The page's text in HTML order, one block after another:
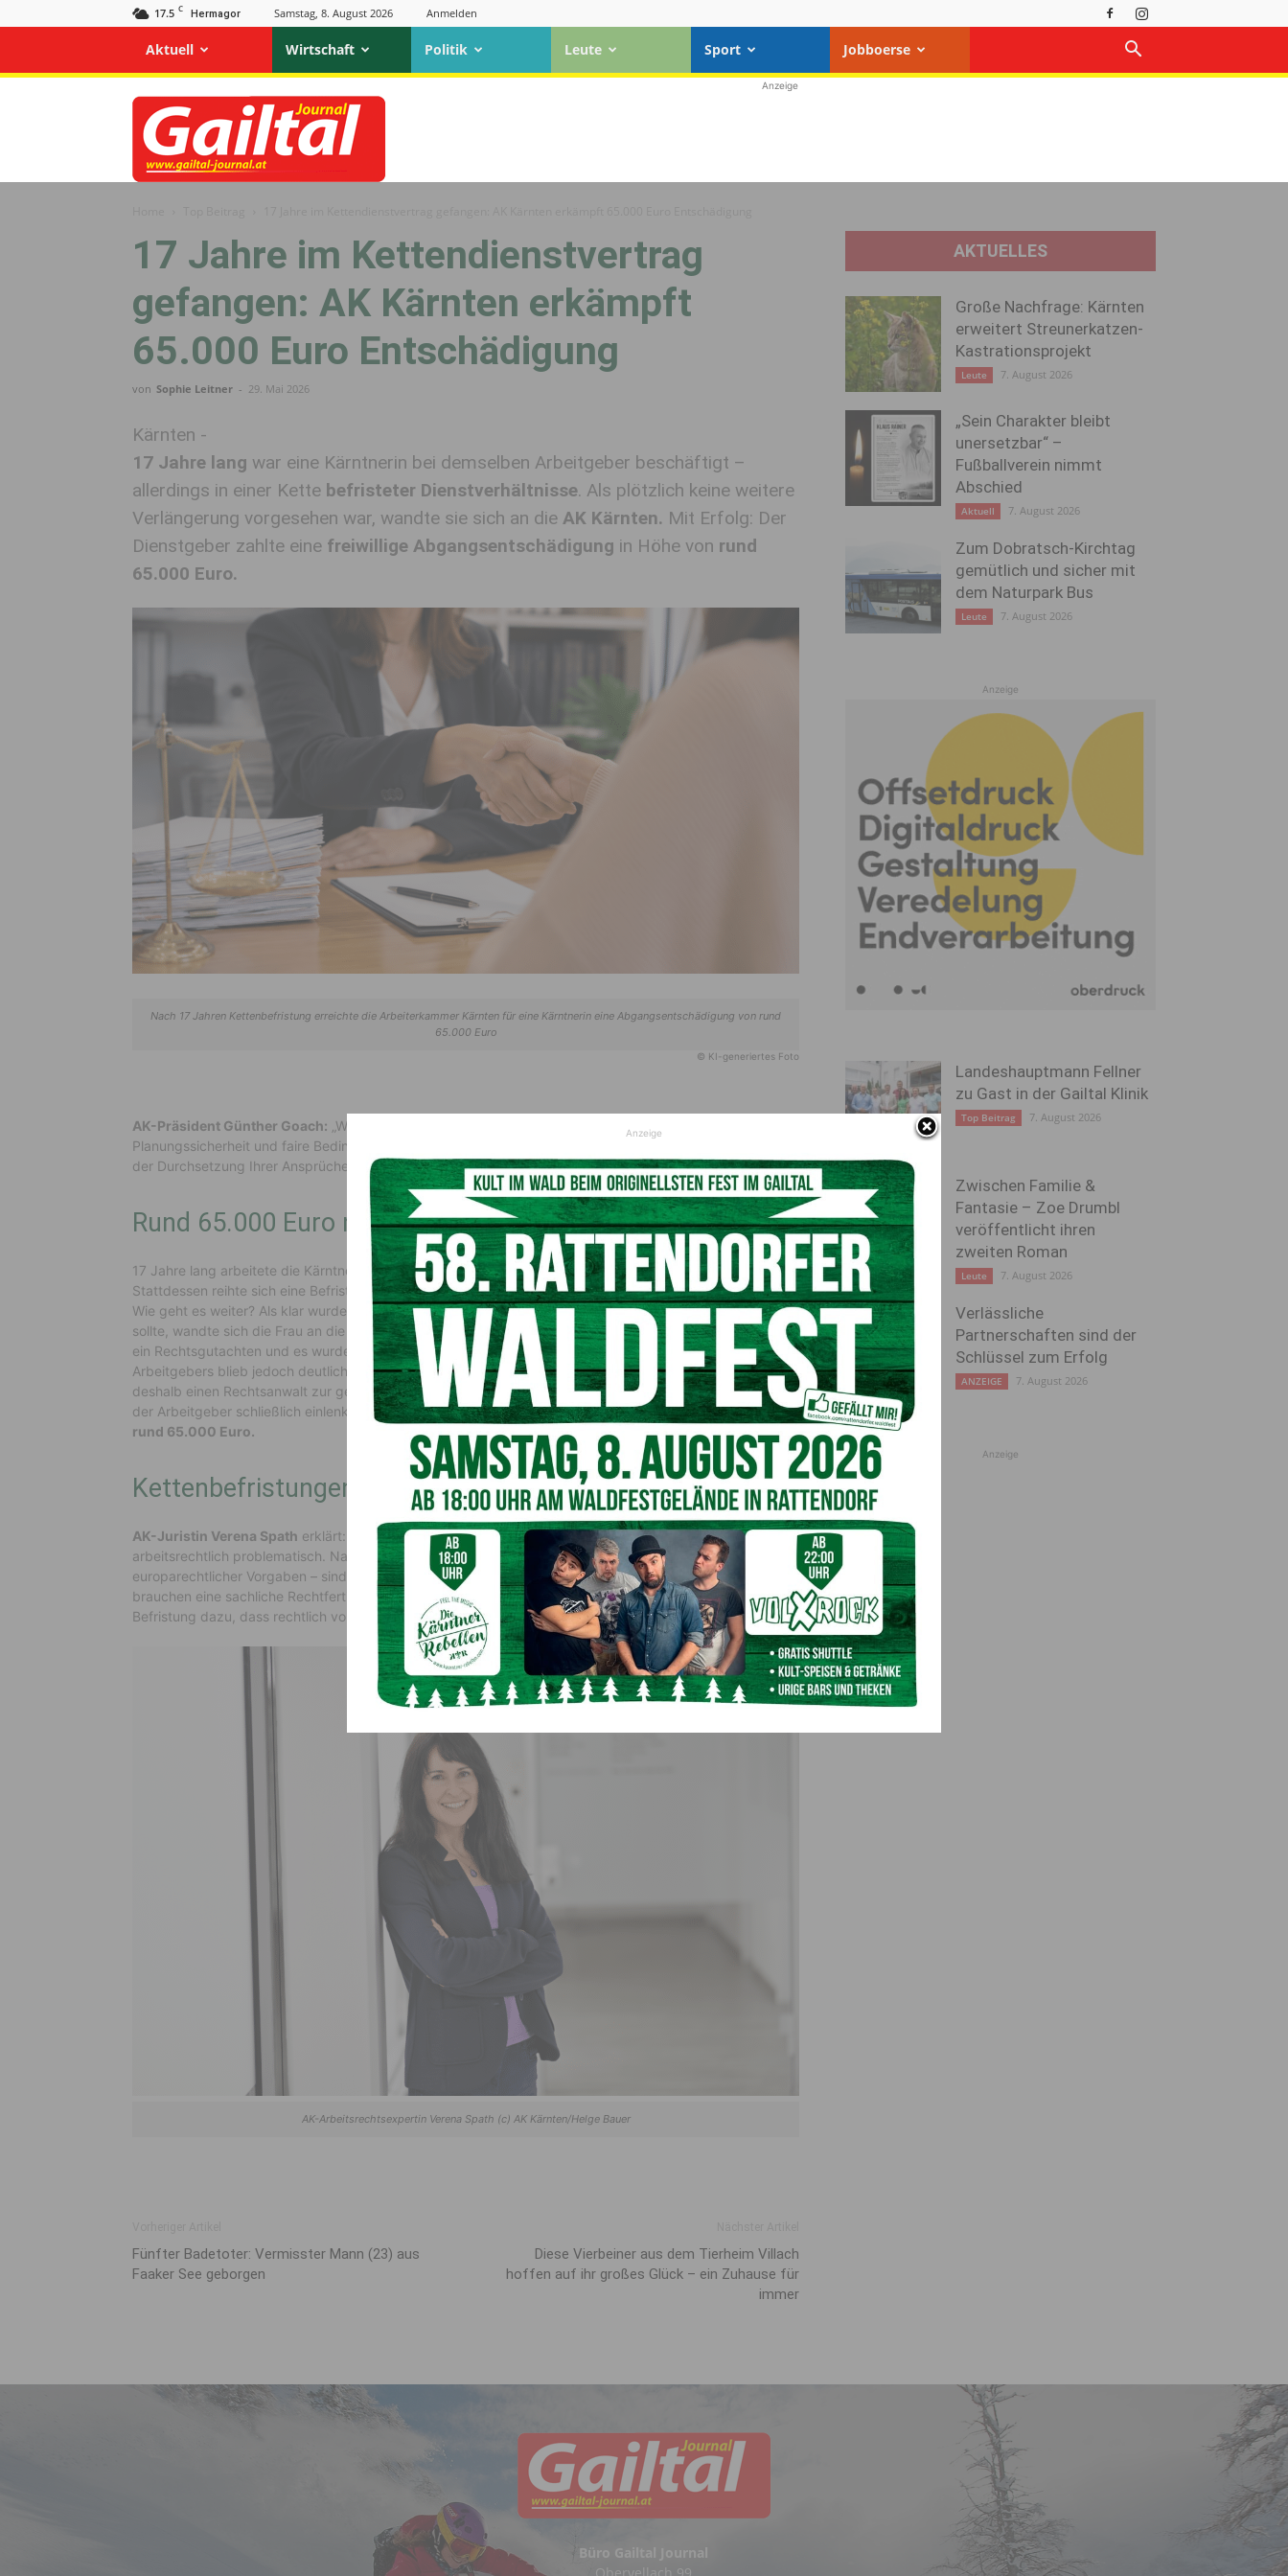
17.5 C Hermagor Samstag, 8. August 2026 Anmelden
Aktuell Wirtschaft Politik Leute Sport Jobboerse
Gailtal
Journal
Anzeige
17 Jahre im Kettendienstvertrag
gefangen: AK Kärnten erkämpft
65.000 Euro Entschädigung
von Sophie Leitner - 29. Mai 2026
Kärnten -
17 Jahre lang war eine Kärntnerin bei demselben Arbeitgeber beschäftigt –
allerdings in einer Kette befristeter Dienstverhältnisse. Als plötzlich keine weitere
Verlängerung vorgesehen war, wandte sie sich an die AK Kärnten. Mit Erfolg: Der
Dienstgeber zahlte eine freiwillige Abgangsentschädigung in Höhe von rund
65.000 Euro.
Nach 17 Jahren Kettenbefristung erreichte die Arbeiterkammer Kärnten für eine Kärntnerin eine Abgangsentschädigung von rund
65.000 Euro
© KI-generiertes Foto
AK-Präsident Günther Goach: „Wer über Jahre hinweg für ein Unternehmen arbeitet, verdient
Planungssicherheit und faire Bedingungen. Unsere Juristinnen und Juristen unterstützen Sie kostenlos bei
der Durchsetzung Ihrer Ansprüche!“
Rund 65.000 Euro nach 17 Jahren
17 Jahre lang arbeitete die Kärntnerin für denselben Betrieb, jedoch nie mit einem unbefristeten Vertrag.
Stattdessen reihte sich eine Befristung an die nächste. Mit jedem Vertragsende stand die Frage im Raum:
Wie geht es weiter? Als klar wurde, dass ihr letzter Vertrag auslaufen und nicht mehr verlängert werden
sollte, wandte sich die Frau an die AK Kärnten
. Nach eingehender Prüfung erstellte die Arbeiterkammer
ein Rechtsgutachten und es wurde eine außergerichtliche Einigung versucht. Das erste Angebot des
Arbeitgebers blieb jedoch deutlich unter den Erwartungen. Die Arbeiterkammer stellte der Kärntnerin
deshalb einen Rechtsanwalt zur gerichtlichen Geltendmachung der Ansprüche zur Verfügung, woraufhin
der Arbeitgeber schließlich einlenkte. Das Ergebnis: einefreiwillige Abgangsentschädigungin Höhe von
rund 65.000 Euro.
Kettenbefristungen rechtlich problematisch
AK-Juristin Verena Spath erklärt: „Mehrfach hintereinander abgeschlossene Befristungen sind
arbeitsrechtlich problematisch. Nach der Rechtsprechung – auch unter Berücksichtigung
europarechtlicher Vorgaben – sind sogenannte
‚Kettendienstverträge‘nur eingeschränkt zulässig und
brauchen eine sachliche Rechtfertigung wie etwa Saisonarbeit. In vielen Fällen führt schon die zweite
Befristung dazu, dass rechtlich von einem unbefristeten Dienstverhältnis auszugehen ist.“
AK-Arbeitsrechtsexpertin Verena Spath (c) AK Kärnten/Helge Bauer
Fünfter Badetoter: Vermisster Mann (23) aus
Faaker See geborgen
Diese Vierbeiner aus dem Tierheim Villach
hoffen auf ihr großes Glück – ein Zuhause für
immer
AKTUELLES
Große Nachfrage: Kärnten
erweitert Streunerkatzen-
Kastrationsprojekt
Leute 7. August 2026
„Sein Charakter bleibt
unersetzbar“ –
Fußballverein nimmt
Abschied
Aktuell 7. August 2026
Zum Dobratsch-Kirchtag
gemütlich und sicher mit
dem Naturpark Bus
Leute 7. August 2026
Anzeige
Landeshauptmann Fellner
zu Gast in der Gailtal Klinik
Top Beitrag 7. August 2026
Zwischen Familie &
Fantasie – Zoe Drumbl
veröffentlicht ihren
zweiten Roman
Leute 7. August 2026
Verlässliche
Partnerschaften sind der
Schlüssel zum Erfolg
ANZEIGE 7. August 2026
Anzeige
Büro Gailtal Journal
Anzeige